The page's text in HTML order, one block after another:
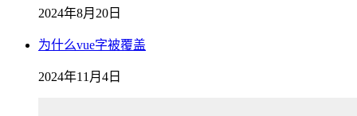
2024年8月20日
为什么vue字被覆盖
2024年11月4日